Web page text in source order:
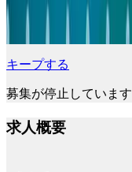
キープする
募集が停止しています
求人概要